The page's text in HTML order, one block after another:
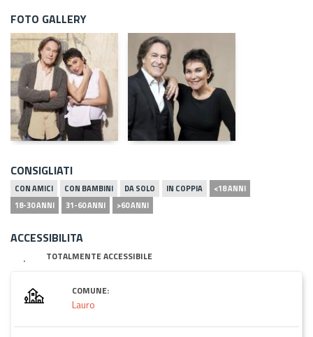
FOTO GALLERY
CONSIGLIATI
CON AMICI CON BAMBINI DA SOLO IN COPPIA
<18 ANNI
18-30 ANNI
31-60 ANNI >60 ANNI
ACCESSIBILITA
TOTALMENTE ACCESSIBILE
COMUNE:
Lauro